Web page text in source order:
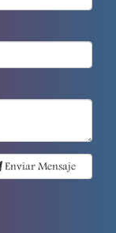
Enviar Mensaje